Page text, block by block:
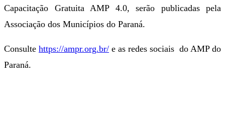
Capacitação Gratuita AMP 4.0, serão publicadas pela
Associação dos Municípios do Paraná.
Consulte https://ampr.org.br/ e as redes sociais do AMP do
Paraná.